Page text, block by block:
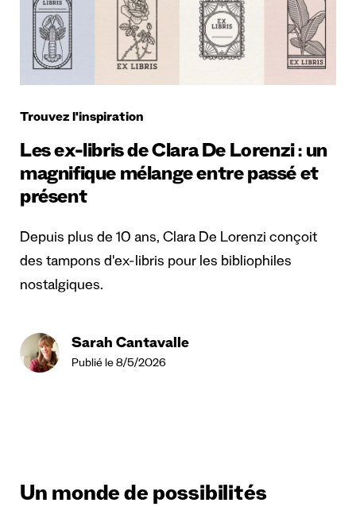
Trouvez l'inspiration
Les ex-libris de Clara De Lorenzi : un
magnifique mélange entre passé et
présent
Depuis plus de 10 ans, Clara De Lorenzi conçoit
des tampons d'ex-libris pour les bibliophiles
nostalgiques.
Sarah Cantavalle
Publié le 8/5/2026
Un monde de possibilités